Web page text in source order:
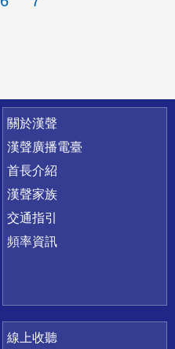
關於漢聲
漢聲廣播電臺
首長介紹
漢聲家族
交通指引
頻率資訊
線上收聽